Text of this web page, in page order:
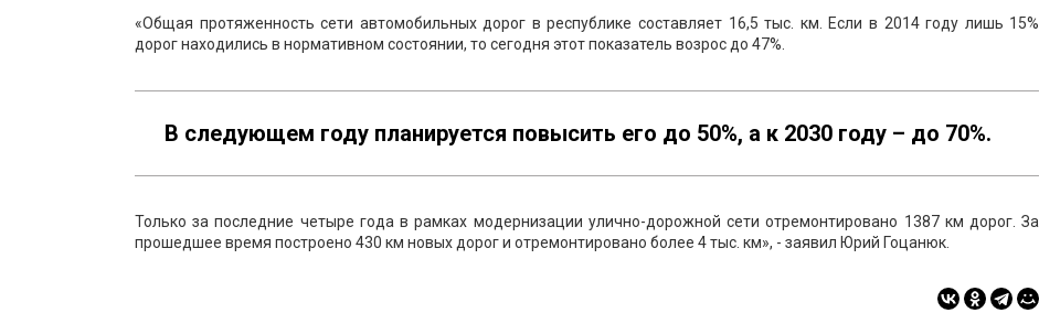
«Общая протяженность сети автомобильных дорог в республике составляет 16,5 тыс. км. Если в 2014 году лишь 15%
дорог находились в нормативном состоянии, то сегодня этот показатель возрос до 47%.
В следующем году планируется повысить его до 50%, а к 2030 году – до 70%.
Только за последние четыре года в рамках модернизации улично-дорожной сети отремонтировано 1387 км дорог. За
прошедшее время построено 430 км новых дорог и отремонтировано более 4 тыс. км», - заявил Юрий Гоцанюк.